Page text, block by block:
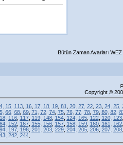
Bütün Zaman Ayarları
Copyright ©
, 15, 113, 16, 17, 18, 19, 81 20, 27, 22, 23, 24, 25,
, 66, 68, 69, 71 72, 74, 75, 76, 77, 78, 79, 80, 82,
, 116, 117, 119, 148, 154, 124, 165, 122, 120, 123
, 152, 167, 155, 156, 157, 158, 159, 160, 161 162
, 197, 198, 201 203, 229, 204, 205, 206, 207, 208
, 242, 244,